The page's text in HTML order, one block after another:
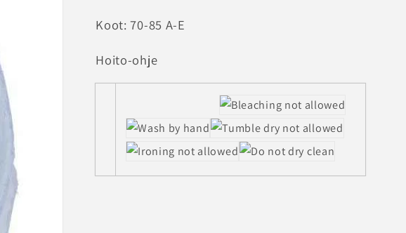
Koot: 70-85 A-E
Hoito-ohje